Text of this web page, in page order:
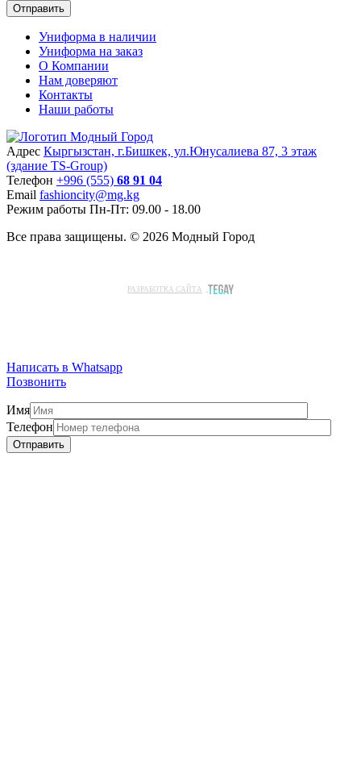
Отправить
Униформа в наличии
Униформа на заказ
О Компании
Нам доверяют
Контакты
Наши работы
Адрес Кыргызстан, г.Бишкек, ул.Юнусалиева 87, 3 этаж
(здание TS-Group)
Teлефон +996 (555) 68 91 04
Email fashioncity@mg.kg
Режим работы Пн-Пт: 09.00 - 18.00
Все права защищены. © 2026 Модный Город
РАЗРАБОТКА САЙТА
Написать в Whatsapp
Позвонить
Имя
Телефон
Отправить